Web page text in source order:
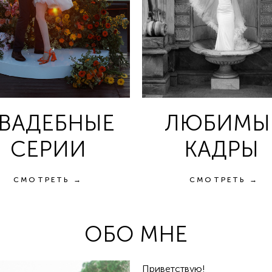
СЕРИИ
СМОТРЕТЬ →
КАДРЫ
СМОТРЕТЬ →
ОБО МНЕ
Приветствую!